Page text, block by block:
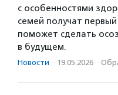
с особенностями
семей получат
поможет сделать
в будущем.
Новости · 19.05.2026 ·